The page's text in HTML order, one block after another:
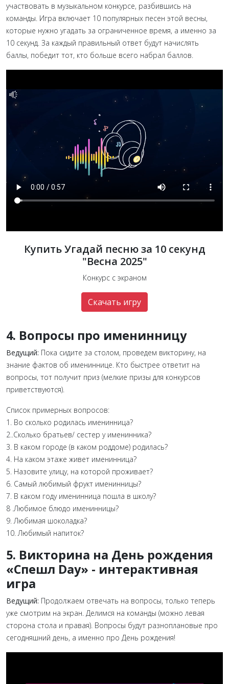
участвовать в музыкальном конкурсе, разбившись на
команды. Игра включает 10 популярных песен этой весны,
которые нужно угадать за ограниченное время, а именно за
10 секунд. За каждый правильный ответ будут начислять
баллы, победит тот, кто больше всего набрал баллов.
Купить Угадай песню за 10 секунд
"Весна 2025"
Конкурс с экраном
Скачать игру
4. Вопросы про именинницу
Ведущий: Пока сидите за столом, проведем викторину, на
знание фактов об имениннице. Кто быстрее ответит на
вопросы, тот получит приз (мелкие призы для конкурсов
приветствуются).
Список примерных вопросов:
1. Во сколько родилась именинница?
2..Сколько братьев/ сестер у именинника?
3. В каком городе (в каком роддоме) родилась?
4. На каком этаже живет именинница?
5. Назовите улицу, на которой проживает?
6. Самый любимый фрукт именинницы?
7. В каком году именинница пошла в школу?
8 .Любимое блюдо именинницы?
9. Любимая шоколадка?
10. Любимый напиток?
5. Викторина на День рождения
«Спешл Day» - интерактивная
игра
Ведущий: Продолжаем отвечать на вопросы, только теперь
уже смотрим на экран. Делимся на команды (можно левая
сторона стола и правая). Вопросы будут разноплановые про
сегодняшний день, а именно про День рождения!